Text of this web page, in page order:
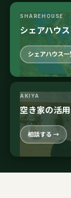
SHAREHOUSE
シェアハウ
シェアハウス
AKIYA
空き家の活
相談する →